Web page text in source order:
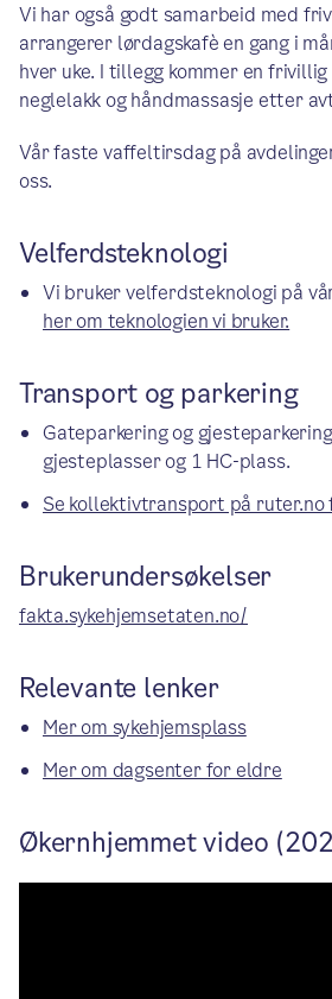
Vi har også godt samarbeid med
arrangerer lørdagskafè en gang i
hver uke. I tillegg kommer en
neglelakk og håndmassasje etter
Vår faste vaffeltirsdag på
oss.
Velferdsteknologi
Vi bruker velferdsteknologi på
her om teknologien vi bruker.
Transport og parkering
Gateparkering og
gjesteplasser og 1 HC-plass.
Se kollektivtransport på
Brukerundersøkelser
fakta.sykehjemsetaten.no/
Relevante lenker
Mer om sykehjemsplass
Mer om dagsenter for eldre
Økernhjemmet video